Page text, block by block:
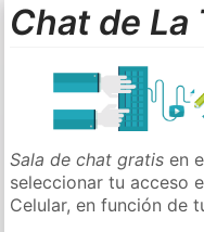
Chat de La
Sala de chat gratis en
seleccionar tu acceso
Celular, en función de